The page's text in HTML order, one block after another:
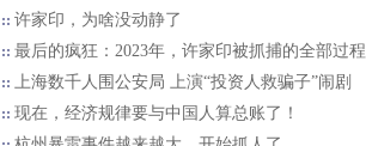
许家印，为啥没动静了
最后的疯狂：2023年，许家印被抓捕的全部过程
上海数千人围公安局 上演“投资人救骗子”闹剧
现在，经济规律要与中国人算总账了！